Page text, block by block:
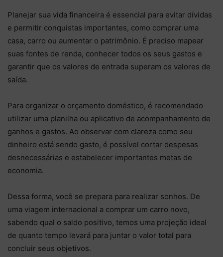
Planejar sua vida financeira é essencial para evitar dívidas
e permitir conquistas importantes, como comprar uma
casa, carro ou aumentar o patrimônio. É preciso mapear
suas fontes de renda, conhecer todos os seus gastos e
garantir que os valores de entrada superam os valores de
saída.
Para organizar o orçamento doméstico, é recomendado
utilizar uma planilha ou aplicativo de acompanhamento de
ganhos e gastos. Ao observar com clareza como seu
dinheiro está sendo gasto, é possível cortar despesas
desnecessárias e estabelecer importantes metas de
economia.
Dessa forma, você se prepara para realizar sonhos. De
uma viagem internacional a comprar um carro novo,
sabendo qual o saldo positivo, temos uma projeção ideal
de quanto tempo levará para juntar o valor total para
concluir seus objetivos.